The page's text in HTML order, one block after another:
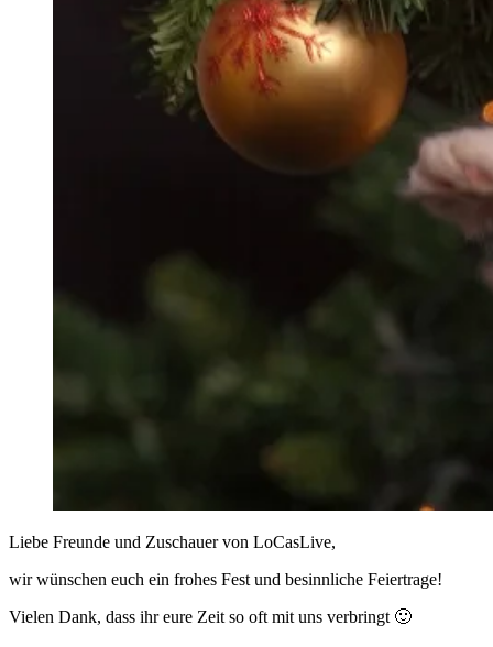
Liebe Freunde und Zuschauer von LoCasLive,
wir wünschen euch ein frohes Fest und besinnliche Feiertrage!
Vielen Dank, dass ihr eure Zeit so oft mit uns verbringt 🙂